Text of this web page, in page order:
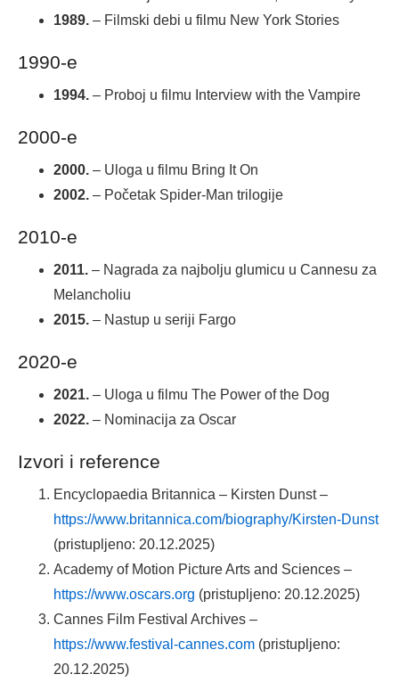
1989. – Filmski debi u filmu New York Stories
1990-e
1994. – Proboj u filmu Interview with the Vampire
2000-e
2000. – Uloga u filmu Bring It On
2002. – Početak Spider-Man trilogije
2010-e
2011. – Nagrada za najbolju glumicu u Cannesu za
Melancholiu
2015. – Nastup u seriji Fargo
2020-e
2021. – Uloga u filmu The Power of the Dog
2022. – Nominacija za Oscar
Izvori i reference
Encyclopaedia Britannica – Kirsten Dunst –
https://www.britannica.com/biography/Kirsten-Dunst
(pristupljeno: 20.12.2025)
Academy of Motion Picture Arts and Sciences –
https://www.oscars.org (pristupljeno: 20.12.2025)
Cannes Film Festival Archives –
https://www.festival-cannes.com (pristupljeno:
20.12.2025)